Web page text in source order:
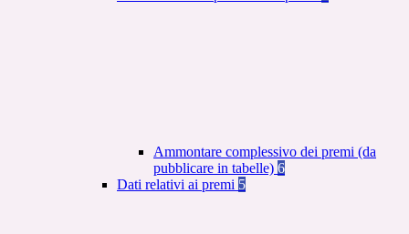
Ammontare complessivo dei premi (da
pubblicare in tabelle) 6
Dati relativi ai premi 5